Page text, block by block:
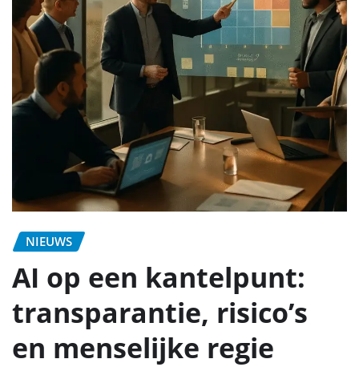
NIEUWS
AI op een kantelpunt:
transparantie, risico’s
en menselijke regie